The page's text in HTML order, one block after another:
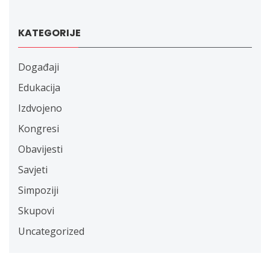
KATEGORIJE
Događaji
Edukacija
Izdvojeno
Kongresi
Obavijesti
Savjeti
Simpoziji
Skupovi
Uncategorized